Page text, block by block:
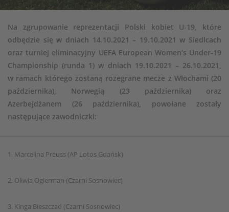
Na zgrupowanie reprezentacji Polski kobiet U-19, które
odbędzie się w dniach 14.10.2021 – 19.10.2021 w Siedlcach
oraz turniej eliminacyjny UEFA European Women’s Under-19
Championship (runda 1) w dniach 19.10.2021 – 26.10.2021,
w ramach którego zostaną rozegrane mecze z Włochami (20
października), Norwegią (23 października) oraz
Azerbejdżanem (26 października), powołane zostały
następujące zawodniczki:
1. Marcelina Preuss (AP Lotos Gdańsk)
2. Oliwia Ogierman (Czarni Sosnowiec)
3. Kinga Bieszczad (Czarni Sosnowiec)